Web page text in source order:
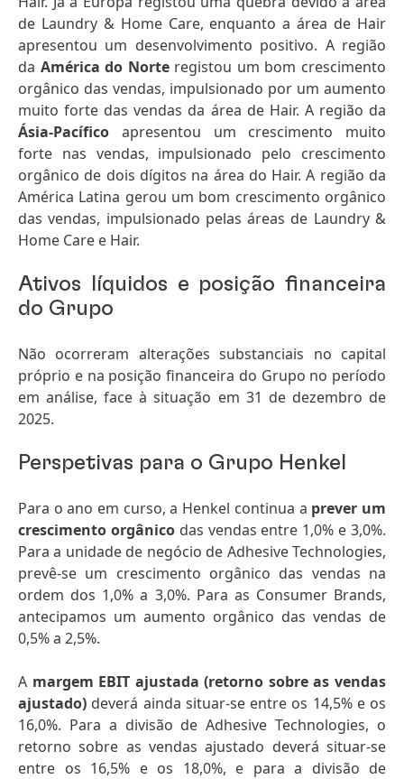
de Laundry & Home Care, enquanto a área de Hair
apresentou um desenvolvimento positivo. A região
da América do Norteregistou um bom crescimento
orgânico das vendas, impulsionado por um aumento
muito forte das vendas da área de Hair. A região da
Ásia-Pacífico apresentou um crescimento muito
forte nas vendas, impulsionado pelo crescimento
orgânico de dois dígitos na área do Hair. A região da
América Latina gerou um bom crescimento orgânico
das vendas, impulsionado pelas áreas de Laundry &
Home Care e Hair.
Ativos líquidos e posição financeira
do Grupo
Não ocorreram alterações substanciais no capital
próprio e na posição financeira do Grupo no período
em análise, face à situação em 31 de dezembro de
2025.
Perspetivas para o Grupo Henkel
Para o ano em curso, a Henkel continua a prever um
crescimento orgânicodas vendas entre 1,0% e 3,0%.
Para a unidade de negócio de Adhesive Technologies,
prevê-se um crescimento orgânico das vendas na
ordem dos 1,0% a 3,0%. Para as Consumer Brands,
antecipamos um aumento orgânico das vendas de
0,5% a 2,5%.
A margem EBIT ajustada(retorno sobre as vendas
ajustado) deverá ainda situar-se entre os 14,5% e os
16,0%. Para a divisão de Adhesive Technologies, o
retorno sobre as vendas ajustado deverá situar-se
entre os 16,5% e os 18,0%, e para a divisão de